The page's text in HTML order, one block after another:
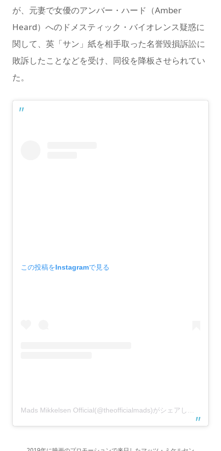
が、元妻で女優のアンバー・ハード（Amber
Heard）へのドメスティック・バイオレンス疑惑に
関して、英「サン」紙を相手取った名誉毀損訴訟に
敗訴したことなどを受け、同役を降板させられてい
た。
この投稿をInstagramで見る